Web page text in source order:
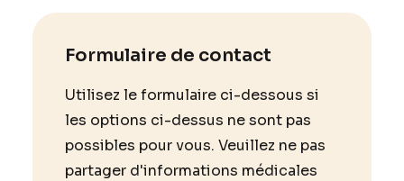
Formulaire de contact
Utilisez le formulaire ci-dessous si
les options ci-dessus ne sont pas
possibles pour vous. Veuillez ne pas
partager d'informations médicales